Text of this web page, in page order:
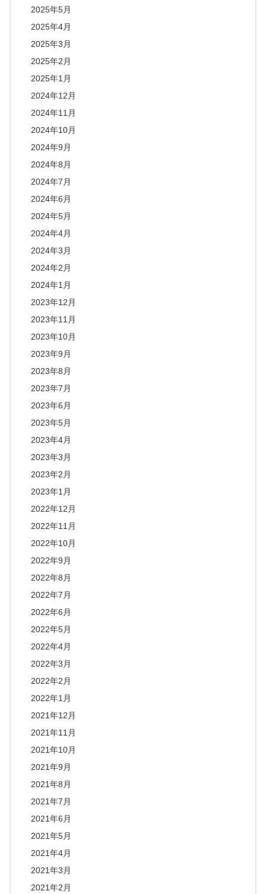
2025年5月
2025年4月
2025年3月
2025年2月
2025年1月
2024年12月
2024年11月
2024年10月
2024年9月
2024年8月
2024年7月
2024年6月
2024年5月
2024年4月
2024年3月
2024年2月
2024年1月
2023年12月
2023年11月
2023年10月
2023年9月
2023年8月
2023年7月
2023年6月
2023年5月
2023年4月
2023年3月
2023年2月
2023年1月
2022年12月
2022年11月
2022年10月
2022年9月
2022年8月
2022年7月
2022年6月
2022年5月
2022年4月
2022年3月
2022年2月
2022年1月
2021年12月
2021年11月
2021年10月
2021年9月
2021年8月
2021年7月
2021年6月
2021年5月
2021年4月
2021年3月
2021年2月